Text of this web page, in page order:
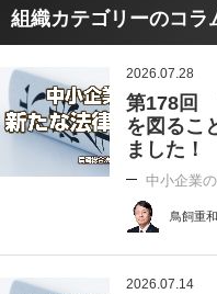
組織カテゴリーのコラ
2026.07.28
第178回
を図るこ
ました！
中小企業
鳥飼重
2026.07.14